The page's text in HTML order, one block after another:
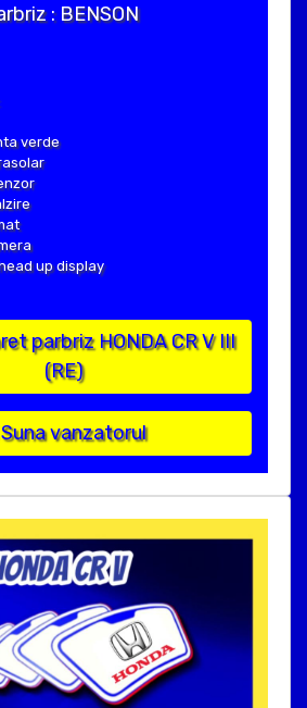
: BENSON
verde
up display
parbriz HONDA CR V III
(RE)
vanzatorul